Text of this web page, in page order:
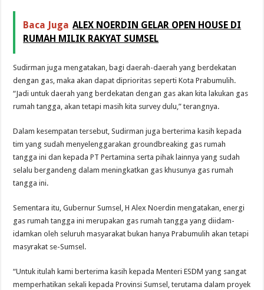
Baca Juga ALEX NOERDIN GELAR OPEN HOUSE DI
RUMAH MILIK RAKYAT SUMSEL
Sudirman juga mengatakan, bagi daerah-daerah yang berdekatan
dengan gas, maka akan dapat diprioritas seperti Kota Prabumulih.
“Jadi untuk daerah yang berdekatan dengan gas akan kita lakukan gas
rumah tangga, akan tetapi masih kita survey dulu,” terangnya.
Dalam kesempatan tersebut, Sudirman juga berterima kasih kepada
tim yang sudah menyelenggarakan groundbreaking gas rumah
tangga ini dan kepada PT Pertamina serta pihak lainnya yang sudah
selalu bergandeng dalam meningkatkan gas khusunya gas rumah
tangga ini.
Sementara itu, Gubernur Sumsel, H Alex Noerdin mengatakan, energi
gas rumah tangga ini merupakan gas rumah tangga yang diidam-
idamkan oleh seluruh masyarakat bukan hanya Prabumulih akan tetapi
masyrakat se-Sumsel.
“Untuk itulah kami berterima kasih kepada Menteri ESDM yang sangat
memperhatikan sekali kepada Provinsi Sumsel, terutama dalam proyek